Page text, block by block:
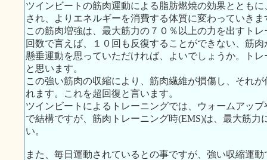
ツインビートの筋肉運動による脂肪燃焼の効果ととも
され、よりエネルギーを消費する体質に変わっていきま
この筋肉増強は、最大筋力の７０％以上の力を出すト
回数で言えば、１０回も反復することができない、筋
懸垂運動を思っていただければ、よいでしょうか。ト
と思います。
この強い筋肉の収縮により、筋肉繊維が損傷し、それ
れます。これを超回復と言います。
ツインビートによるトレーニングでは、ウォームアッ
で結構ですが、筋肉トレーニング時(EMS)は、最大筋
い。
また、毎日運動されているとの事ですが、強い収縮運